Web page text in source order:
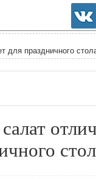
для праздничного